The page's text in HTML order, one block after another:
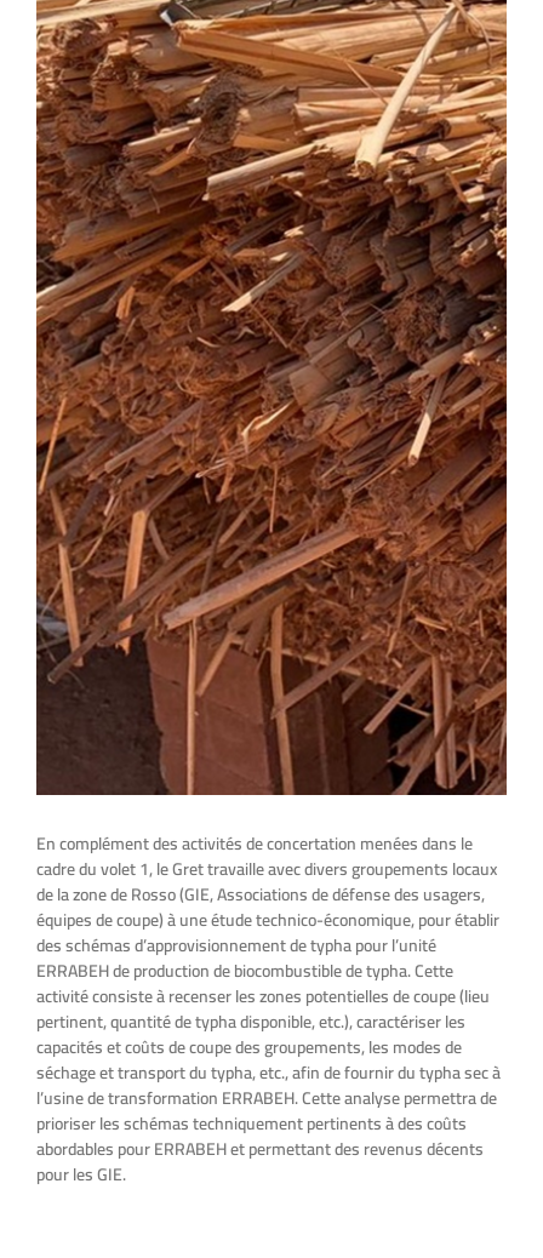
En complément des activités de concertation menées dans le
cadre du volet 1, le Gret travaille avec divers groupements locaux
de la zone de Rosso (GIE, Associations de défense des usagers,
équipes de coupe) à une étude technico-économique, pour établir
des schémas d’approvisionnement de typha pour l’unité
ERRABEH de production de biocombustible de typha. Cette
activité consiste à recenser les zones potentielles de coupe (lieu
pertinent, quantité de typha disponible, etc.), caractériser les
capacités et coûts de coupe des groupements, les modes de
séchage et transport du typha, etc., afin de fournir du typha sec à
l’usine de transformation ERRABEH. Cette analyse permettra de
prioriser les schémas techniquement pertinents à des coûts
abordables pour ERRABEH et permettant des revenus décents
pour les GIE.